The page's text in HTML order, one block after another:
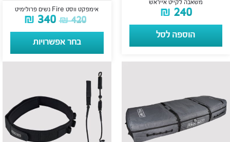
משאבה לקייט אייראש
₪ 240
הוספה לסל
אימפקט ווסט Fire נשים פרולימיט
₪420
₪ 340
בחר אפשרויות